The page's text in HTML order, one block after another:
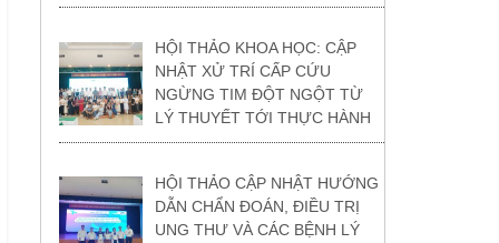
HỘI THẢO KHOA HỌC: CẬP
NHẬT XỬ TRÍ CẤP CỨU
NGỪNG TIM ĐỘT NGỘT TỪ
LÝ THUYẾT TỚI THỰC HÀNH
HỘI THẢO CẬP NHẬT HƯỚNG
DẪN CHẨN ĐOÁN, ĐIỀU TRỊ
UNG THƯ VÀ CÁC BỆNH LÝ